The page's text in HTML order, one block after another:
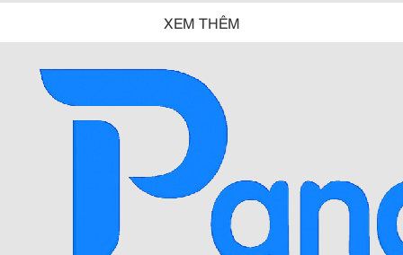
XEM THÊM